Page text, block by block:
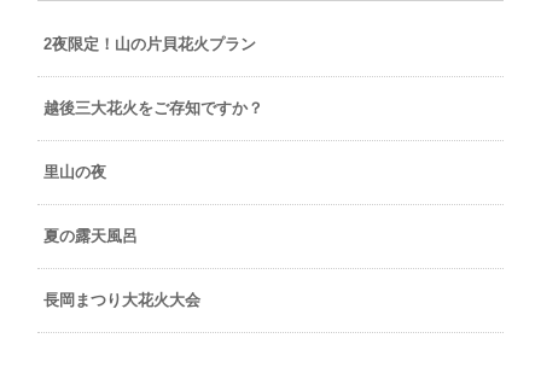
2夜限定！山の片貝花火プラン
越後三大花火をご存知ですか？
里山の夜
夏の露天風呂
長岡まつり大花火大会